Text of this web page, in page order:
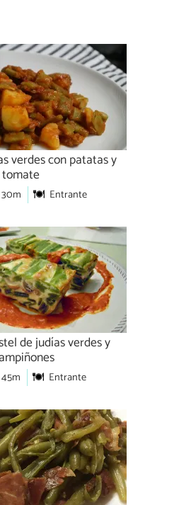
verdes con patatas y
tomate
30m Entrante
de judías verdes y
45m Entrante